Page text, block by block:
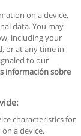
и права
on a device,
data. You may
including your
or at any time in
to our
información sobre
characteristics for
a device.